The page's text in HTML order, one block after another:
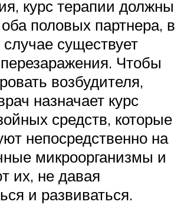
курс терапии должны
половых партнера, в
существует
Чтобы
возбудителя,
назначает курс
средств, которые
непосредственно на
микроорганизмы и
их, не давая
и развиваться.